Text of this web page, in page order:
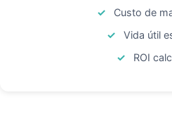
Custo de
Vida útil
ROI